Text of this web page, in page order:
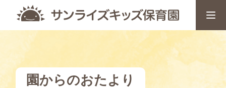
園からのおたより